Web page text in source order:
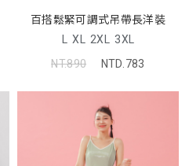
百搭鬆緊可調式吊帶長洋裝
L XL 2XL 3XL
NT.890
NTD.783